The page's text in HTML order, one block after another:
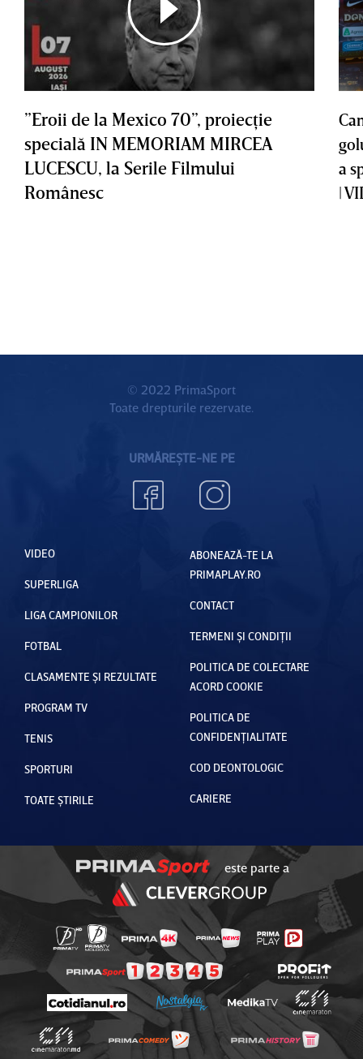
”Eroii de la Mexico 70”, proiecţie
specială IN MEMORIAM MIRCEA
LUCESCU, la Serile Filmului
Românesc
a
|
© 2022 PrimaSport
Toate drepturile rezervate.
URMĂREȘTE-NE PE
VIDEO
SUPERLIGA
LIGA CAMPIONILOR
FOTBAL
CLASAMENTE ȘI REZULTATE
PROGRAM TV
TENIS
SPORTURI
TOATE ȘTIRILE
ABONEAZĂ-TE LA
PRIMAPLAY.RO
CONTACT
TERMENI ȘI CONDIȚII
POLITICA DE COLECTARE
ACORD COOKIE
POLITICA DE
CONFIDENȚIALITATE
COD DEONTOLOGIC
CARIERE
este parte a